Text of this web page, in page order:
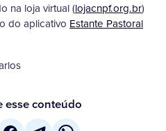
na loja virtual (lojacnpf.org.br)
do aplicativo Estante Pastoral
esse conteúdo